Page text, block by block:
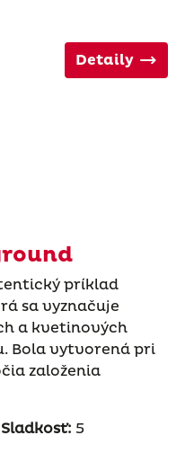
Detaily
príklad
sa vyznačuje
a kvetinových
Bola vytvorená pri
založenia
Sladkosť: 5